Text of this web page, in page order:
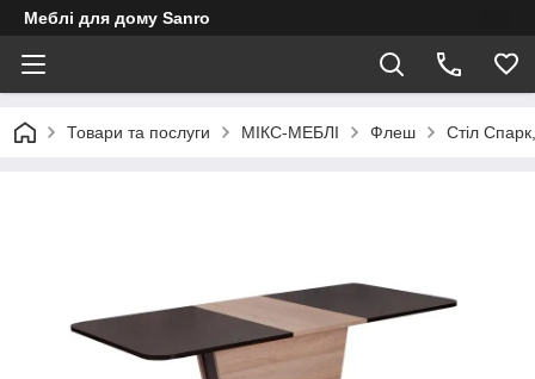
Меблі для дому Sanro
Товари та послуги МІКС-МЕБЛІ Флеш Стіл